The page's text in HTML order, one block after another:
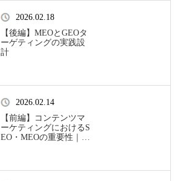
2026.02.18
【後編】MEOとGEOタ
ーゲティングの実践設
計
2026.02.14
【前編】コンテンツマ
ーケティングにおけるS
EO・MEOの重要性｜ウ